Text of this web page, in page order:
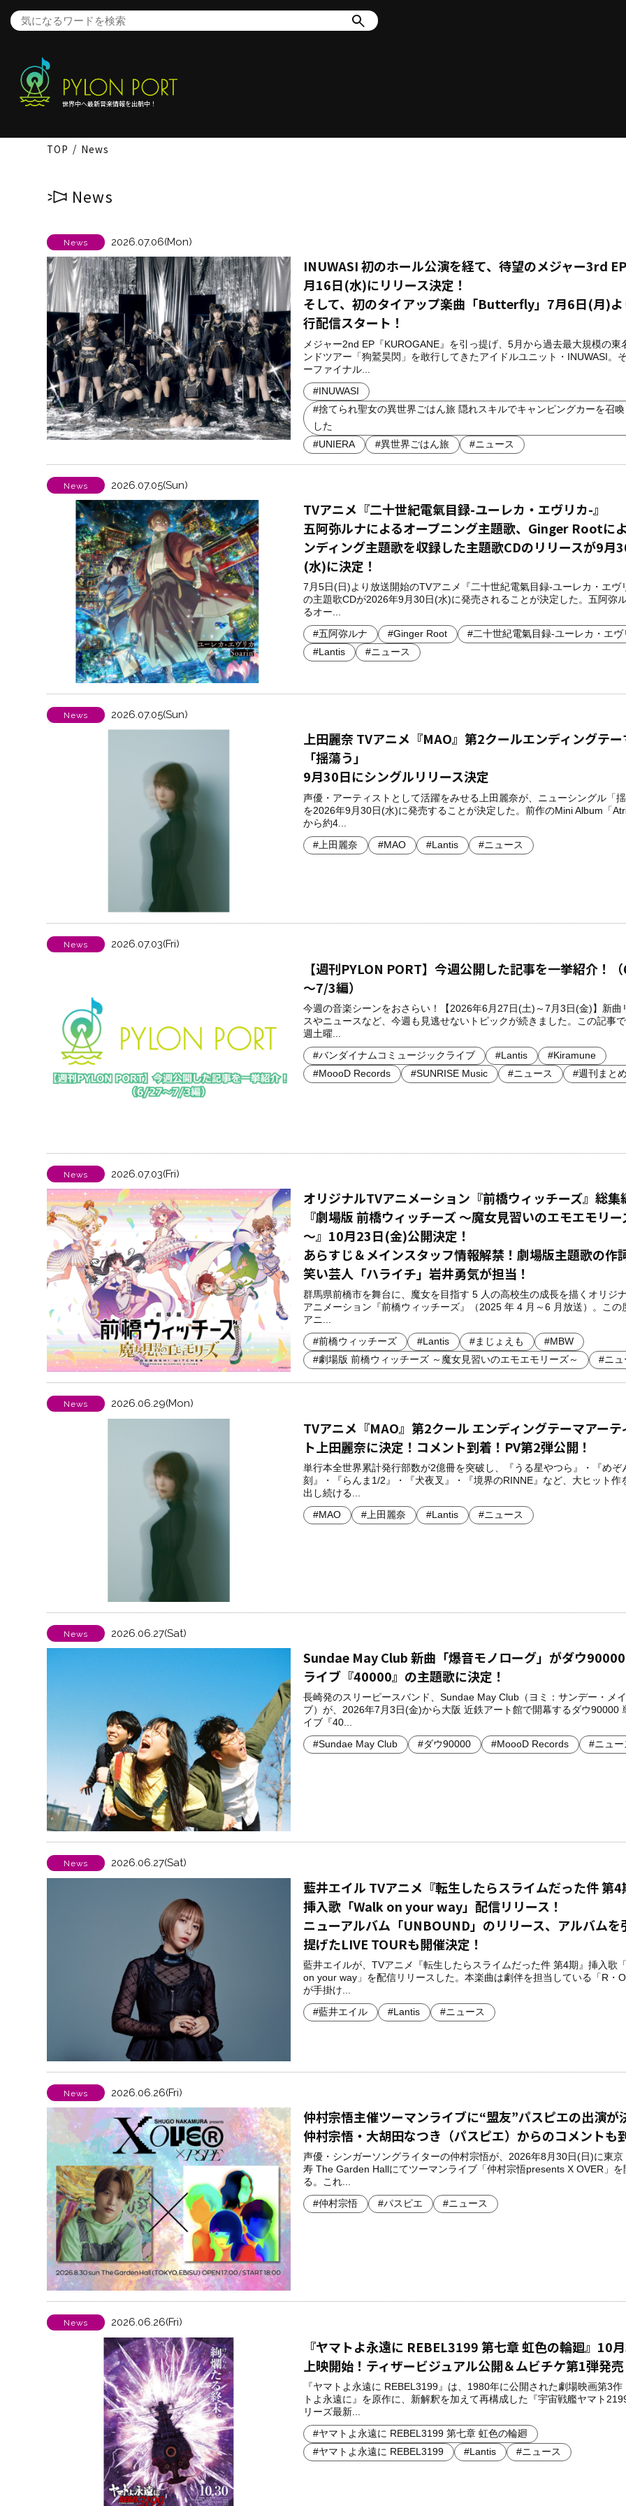
世界中へ最新音楽情報を出航中！
TOP News
News
News 2026.07.06(Mon)
INUWASI 初のホール公演を経て、待望のメジャー3rd
月16日(水)にリリース決定！
そして、初のタイアップ楽曲「Butterfly」7月6日(月)よ
行配信スタート！
メジャー2nd EP『KUROGANE』を引っ提げ、5月から過去最大規模の東
ンドツアー「狗鷲昊閃」を敢行してきたアイドルユニット・INUWASI。
ーファイナル...
#INUWASI
#捨てられ聖女の異世界ごはん旅 隠れスキルでキャンピングカーを召喚
した
#UNIERA
#異世界ごはん旅 #ニュース
News 2026.07.05(Sun)
TVアニメ『二十世紀電氣目録-ユーレカ・エヴリカ-』
五阿弥ルナによるオープニング主題歌、Ginger Rootに
ンディング主題歌を収録した主題歌CDのリリースが9月
(水)に決定！
7月5日(日)より放送開始のTVアニメ『二十世紀電氣目録-ユーレカ・エヴ
の主題歌CDが2026年9月30日(水)に発売されることが決定した。五阿弥
るオー...
#五阿弥ルナ #Ginger Root
#二十世紀電氣目録-ユーレカ・エヴ
#Lantis
#ニュース
News 2026.07.05(Sun)
上田麗奈 TVアニメ『MAO』第2クールエンディングテー
「揺蕩う」
9月30日にシングルリリース決定
声優・アーティストとして活躍をみせる上田麗奈が、ニューシングル「揺
を2026年9月30日(水)に発売することが決定した。前作のMini Album「
から約4...
#上田麗奈 #MAO #Lantis #ニュース
News 2026.07.03(Fri)
【週刊PYLON PORT】今週公開した記事を一挙紹介！
～7/3編）
今週の音楽シーンをおさらい！【2026年6月27日(土)～7月3日(金)】新曲
スやニュースなど、今週も見逃せないトピックが続きました。この記事
週土曜...
#バンダイナムコミュージックライブ #Lantis
#Kiramune
#MoooD Records
#SUNRISE Music #ニュース #週刊まとめ
News 2026.07.03(Fri)
オリジナルTVアニメーション『前橋ウィッチーズ』総集
『劇場版 前橋ウィッチーズ ～魔女見習いのエモエモリー
～』10月23日(金)公開決定！
あらすじ＆メインスタッフ情報解禁！劇場版主題歌の作
笑い芸人「ハライチ」岩井勇気が担当！
群馬県前橋市を舞台に、魔女を目指す 5 人の高校生の成長を描くオリジ
アニメーション『前橋ウィッチーズ』（2025 年 4 月～6 月放送）。この
アニ...
#前橋ウィッチーズ #Lantis #まじょえも
#MBW
#劇場版 前橋ウィッチーズ ～魔女見習いのエモエモリーズ～
#ニュ
News 2026.06.29(Mon)
TVアニメ『MAO』第2クール エンディングテーマアーテ
ト上田麗奈に決定！コメント到着！PV第2弾公開！
単行本全世界累計発行部数が2億冊を突破し、『うる星やつら』・『めぞ
刻』・『らんま1/2』・『犬夜叉』・『境界のRINNE』など、大ヒット作
出し続ける...
#MAO #上田麗奈 #Lantis #ニュース
News 2026.06.27(Sat)
Sundae May Club 新曲「爆音モノローグ」がダウ
ライブ『40000』の主題歌に決定！
長崎発のスリーピースバンド、Sundae May Club（ヨミ：サンデー・メ
ブ）が、2026年7月3日(金)から大阪 近鉄アート館で開幕するダウ90000
イブ『40...
#Sundae May Club #ダウ90000 #MoooD Records #ニュー
News 2026.06.27(Sat)
藍井エイル TVアニメ『転生したらスライムだった件 第4
挿入歌「Walk on your way」配信リリース！
ニューアルバム「UNBOUND」のリリース、アルバムを
提げたLIVE TOURも開催決定！
藍井エイルが、TVアニメ『転生したらスライムだった件 第4期』挿入歌
on your way」を配信リリースした。本楽曲は劇伴を担当している「R・O
が手掛け...
#藍井エイル #Lantis #ニュース
News 2026.06.26(Fri)
仲村宗悟主催ツーマンライブに“盟友”パスピエの出演が
仲村宗悟・大胡田なつき（パスピエ）からのコメントも
声優・シンガーソングライターの仲村宗悟が、2026年8月30日(日)に東京
寿 The Garden Hallにてツーマンライブ「仲村宗悟presents X OVER」を
る。これ...
#仲村宗悟 #パスピエ #ニュース
News 2026.06.26(Fri)
『ヤマトよ永遠に REBEL3199 第七章 虹色の輪廻』10
上映開始！ティザービジュアル公開＆ムビチケ第1弾発売
『ヤマトよ永遠に REBEL3199』は、1980年に公開された劇場映画第3作
トよ永遠に』を原作に、新解釈を加えて再構成した『宇宙戦艦ヤマト
リーズ最新...
#ヤマトよ永遠に REBEL3199 第七章 虹色の輪廻
#ヤマトよ永遠に REBEL3199
#Lantis #ニュース